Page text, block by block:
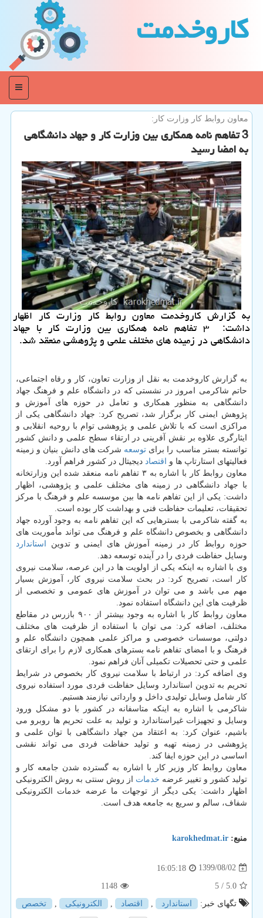
كاروخدمت
منو
معاون روابط كار وزارت كار:
3 تفاهم نامه همكاری بین وزارت كار و جهاد دانشگاهی
به امضا رسید
به گزارش كاروخدمت معاون روابط كار وزارت كار اظهار
داشت: ۳ تفاهم نامه همكاری بین وزارت كار با جهاد
دانشگاهی در زمینه های مختلف علمی و پژوهشی منعقد شد.
به گزارش کاروخدمت به نقل از وزارت تعاون، کار و رفاه اجتماعی،
حاتم شاکرمی امروز در نشستی که در دانشگاه علم و فرهنگ جهاد
دانشگاهی به منظور همکاری و تعامل در حوزه های آموزش و
پژوهش ایمنی کار برگزار شد، تصریح کرد: جهاد دانشگاهی یکی از
مراکزی است که با تلاش علمی و پژوهشی توام با روحیه انقلابی و
ایثارگری علاوه بر نقش آفرینی در ارتقاء سطح علمی و دانش کشور
توانسته بستر مناسب را برای توسعه شرکت های دانش بنیان و زمینه
فعالیتهای استارتاپ ها و
اقتصاد دیجیتال در کشور فراهم آورد.
معاون روابط کار با اشاره به ۳ تفاهم نامه منعقد شده این وزارتخانه
با جهاد دانشگاهی در زمینه های مختلف علمی و پژوهشی، اظهار
داشت: یکی از این تفاهم نامه ها بین موسسه علم و فرهنگ با مرکز
تحقیقات، تعلیمات حفاظت فنی و بهداشت کار بوده است.
به گفته شاکرمی با بسترهایی که این تفاهم نامه به وجود آورده جهاد
دانشگاهی و بخصوص دانشگاه علم و فرهنگ می تواند مأموریت های
حوزه روابط کار در زمینه آموزش های ایمنی و تدوین
استاندارد
وسایل حفاظت فردی را در آینده توسعه دهد.
وی با اشاره به اینکه یکی از اولویت ها در این عرصه، سلامت نیروی
کار است، تصریح کرد: در بحث سلامت نیروی کار، آموزش بسیار
مهم می باشد و می توان در آموزش های عمومی و تخصصی از
ظرفیت های این دانشگاه استفاده نمود.
معاون روابط کار با اشاره به وجود بیشتر از ۹۰۰ بازرس در مقاطع
مختلف، اضافه کرد: می توان با استفاده از ظرفیت های مختلف
دولتی، موسسات خصوصی و مراکز علمی همچون دانشگاه علم و
فرهنگ و با امضای تفاهم نامه بسترهای همکاری لازم را برای ارتقای
علمی و حتی تحصیلات تکمیلی آنان فراهم نمود.
وی اضافه کرد: در ارتباط با سلامت نیروی کار بخصوص در شرایط
تحریم به تدوین استاندارد وسایل حفاظت فردی مورد استفاده نیروی
کار شامل وسایل تولیدی داخل و وارداتی نیازمند هستیم.
شاکرمی با اشاره به اینکه متاسفانه در کشور با دو مشکل ورود
وسایل و تجهیزات غیراستاندارد و تولید به علت تحریم ها روبرو می
باشیم، عنوان کرد: به اعتقاد من جهاد دانشگاهی با توان علمی و
پژوهشی در زمینه تهیه و تولید حفاظت فردی می تواند نقشی
اساسی در این حوزه ایفا کند.
معاون روابط کار وزیر کار با اشاره به گسترده شدن جامعه کار و
تولید کشور و تغییر عرضه خدمات از روش سنتی به روش الکترونیکی
اظهار داشت: یکی دیگر از توجهات ما عرضه خدمات الکترونیکی
شفاف، سالم و سریع به جامعه هدف است.
منبع: karokhedmat.ir
1399/08/02
16:05:18
5.0
/ 5
1148
تگهای خبر:
استاندارد , اقتصاد , الكترونیكی , تخصص